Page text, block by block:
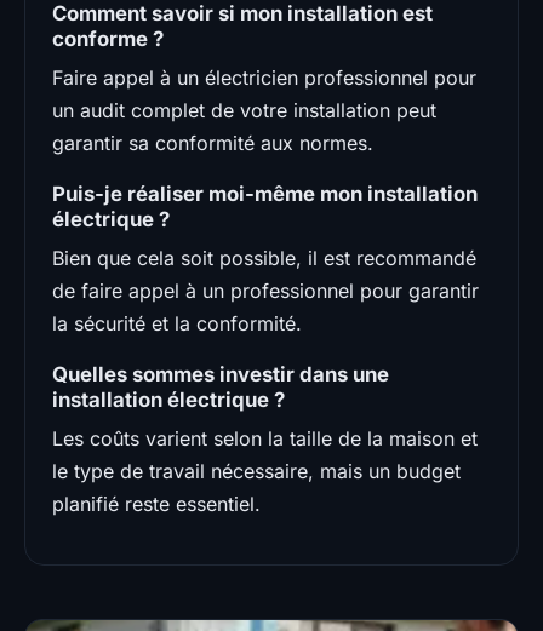
Comment savoir si mon installation est
conforme ?
Faire appel à un électricien professionnel pour
un audit complet de votre installation peut
garantir sa conformité aux normes.
Puis-je réaliser moi-même mon installation
électrique ?
Bien que cela soit possible, il est recommandé
de faire appel à un professionnel pour garantir
la sécurité et la conformité.
Quelles sommes investir dans une
installation électrique ?
Les coûts varient selon la taille de la maison et
le type de travail nécessaire, mais un budget
planifié reste essentiel.